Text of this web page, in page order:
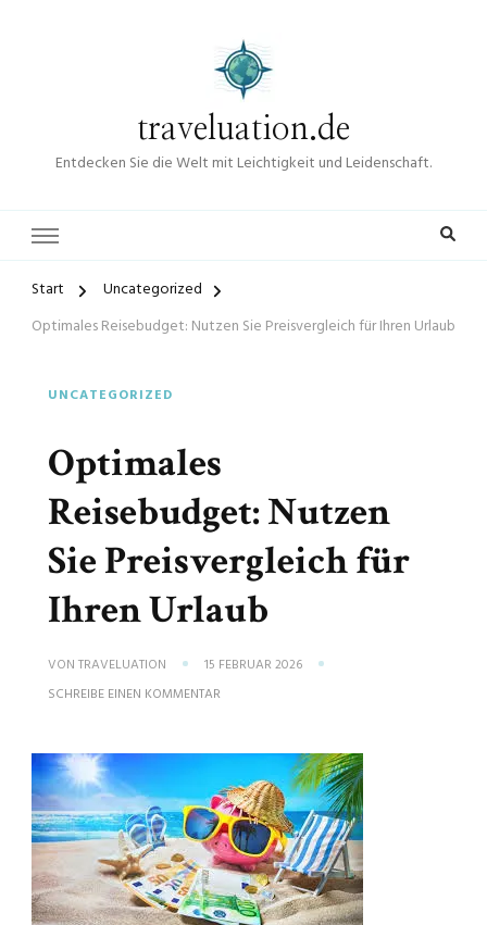
traveluation.de
Entdecken Sie die Welt mit Leichtigkeit und Leidenschaft.
Start
Uncategorized
Optimales Reisebudget: Nutzen Sie Preisvergleich für Ihren Urlaub
UNCATEGORIZED
Optimales
Reisebudget: Nutzen
Sie Preisvergleich für
Ihren Urlaub
VON TRAVELUATION
15 FEBRUAR 2026
SCHREIBE EINEN KOMMENTAR
NUTZEN
PREISVERGLEICH
FÜR
IHREN
URLAUB